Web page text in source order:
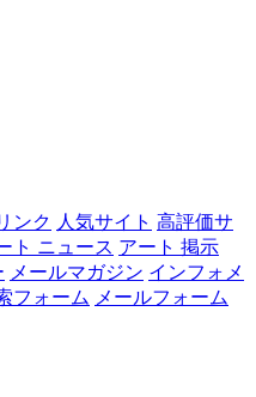
ンク 人気サイト 高評価サ
ト ニュース アート 掲示
メールマガジン インフォメ
フォーム メールフォーム